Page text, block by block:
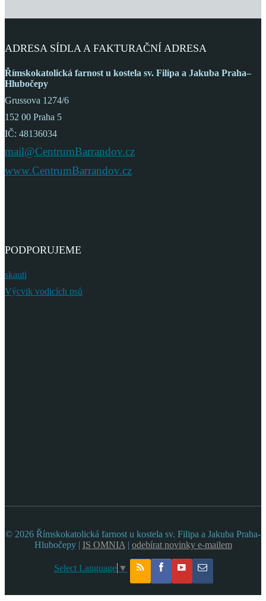
ADRESA SÍDLA A FAKTURAČNÍ ADRESA
Římskokatolická farnost u kostela sv. Filipa a Jakuba Praha–
Hlubočepy
Grussova 1274/6
152 00 Praha 5
IČ: 48136034
mail@CentrumBarrandov.cz
www.CentrumBarrandov.cz
PODPORUJEME
skauti
Výcvik vodicích psů
© 2026 Římskokatolická farnost u kostela sv. Filipa a Jakuba Praha-
Hlubočepy | IS OMNIA | odebírat novinky e-mailem
Select Language ▼